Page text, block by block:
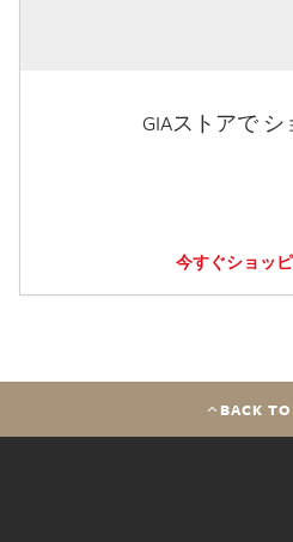
GIAストアで
今すぐショッ
BACK